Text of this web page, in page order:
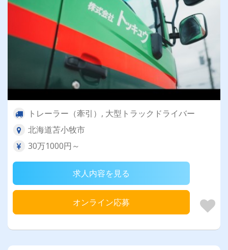
トレーラー（牽引）, 大型トラックドライバー
北海道苫小牧市
30万1000円～
求人内容を見る
オンライン応募